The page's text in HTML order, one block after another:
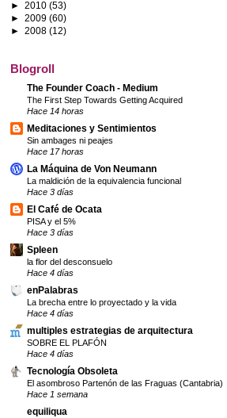
► 2010 (53)
► 2009 (60)
► 2008 (12)
Blogroll
The Founder Coach - Medium
The First Step Towards Getting Acquired
Hace 14 horas
Meditaciones y Sentimientos
Sin ambages ni peajes
Hace 17 horas
La Máquina de Von Neumann
La maldición de la equivalencia funcional
Hace 3 días
El Café de Ocata
PISA y el 5%
Hace 3 días
Spleen
la flor del desconsuelo
Hace 4 días
enPalabras
La brecha entre lo proyectado y la vida
Hace 4 días
multiples estrategias de arquitectura
SOBRE EL PLAFÓN
Hace 4 días
Tecnología Obsoleta
El asombroso Partenón de las Fraguas (Cantabria)
Hace 1 semana
equiliqua